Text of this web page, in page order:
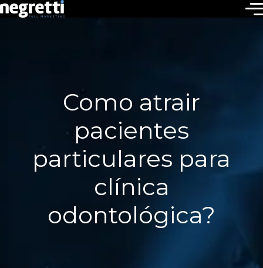
Como atrair
pacientes
particulares para
clínica
odontológica?